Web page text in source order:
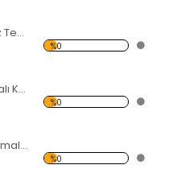
Gün Batımı ve Deniz Temalı Kanvas Tablo
%0
Sandal ve Göl Temalı Kanvas Tablo
%0
İskele ve Sandal Temalı Kanvas Tablo
%0